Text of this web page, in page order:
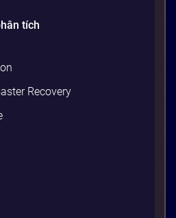
Giải thích đơn giản
nghiệp Việt
tích
Recovery